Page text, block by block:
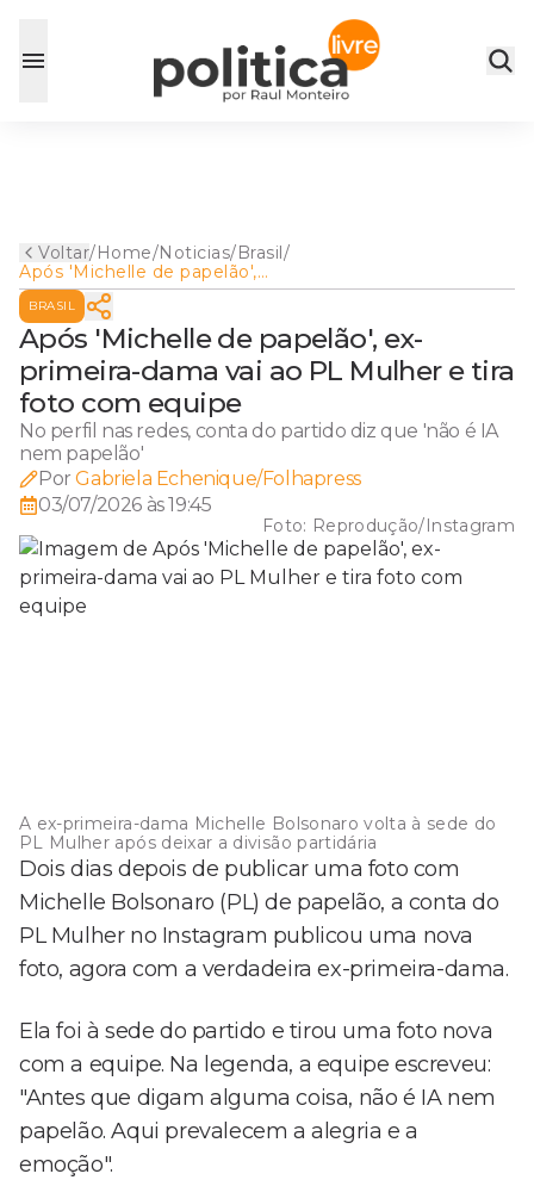
Voltar/Home/Noticias/Brasil/
Após 'Michelle de papelão',
ex-primeira-dama vai ao PL
Mulher e tira foto com
equipe
BRASIL
Após 'Michelle de papelão', ex-
primeira-dama vai ao PL Mulher e tira
foto com equipe
No perfil nas redes, conta do partido diz que 'não é IA
nem papelão'
Por Gabriela Echenique/Folhapress
03/07/2026 às 19:45
Foto: Reprodução/Instagram
A ex-primeira-dama Michelle Bolsonaro volta à sede do
PL Mulher após deixar a divisão partidária
Dois dias depois de publicar uma foto com
Michelle Bolsonaro (PL) de papelão, a conta do
PL Mulher no Instagram publicou uma nova
foto, agora com a verdadeira ex-primeira-dama.
Ela foi à sede do partido e tirou uma foto nova
com a equipe. Na legenda, a equipe escreveu:
"Antes que digam alguma coisa, não é IA nem
papelão. Aqui prevalecem a alegria e a
emoção".